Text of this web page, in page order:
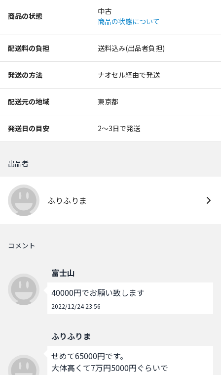
商品の状態
中古
商品の状態について
配送料の負担 送料込み(出品者負担)
発送の方法 ナオセル経由で発送
配送元の地域 東京都
発送日の目安 2〜3日で発送
出品者
ふりふりま
コメント
富士山
40000円でお願い致します
2022/12/24 23:56
ふりふりま
せめて65000円です。
大体高くて7万円5000円ぐらいで